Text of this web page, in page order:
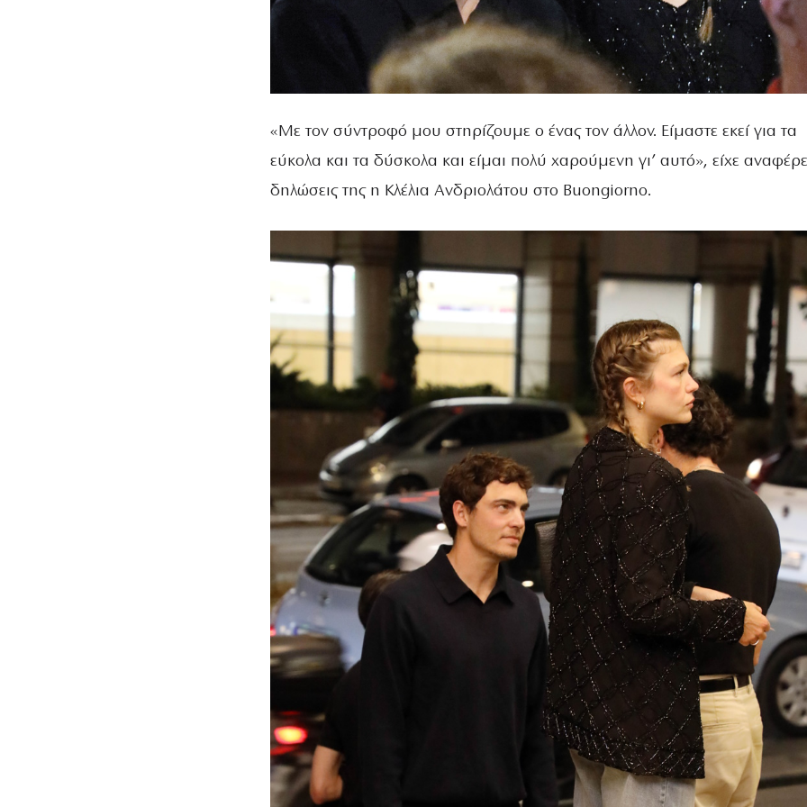
«Με τον σύντροφό μου στηρίζουμε ο ένας τον άλλον. Είμαστε εκεί για τα
εύκολα και τα δύσκολα και είμαι πολύ χαρούμενη γι’ αυτό», είχε
δηλώσεις της η Κλέλια Ανδριολάτου στο Buongiorno.